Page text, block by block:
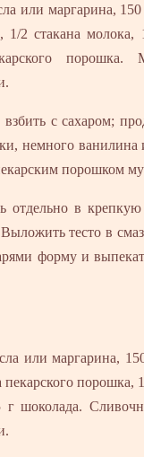
или маргарина,
2 стакана молока,
порошка.
с сахаром;
немного ванилина
порошком
отдельно в
тесто в
форму и
или маргарина,
порошка,
шоколада.